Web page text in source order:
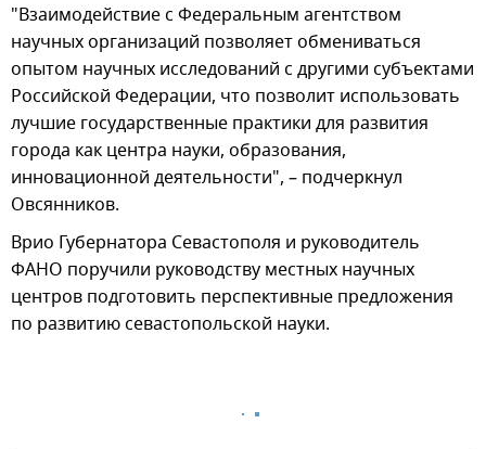
"Взаимодействие с Федеральным агентством
научных организаций позволяет обмениваться
опытом научных исследований с другими субъектами
Российской Федерации, что позволит использовать
лучшие государственные практики для развития
города как центра науки, образования,
инновационной деятельности", – подчеркнул
Овсянников.
Врио Губернатора Севастополя и руководитель
ФАНО поручили руководству местных научных
центров подготовить перспективные предложения
по развитию севастопольской науки.